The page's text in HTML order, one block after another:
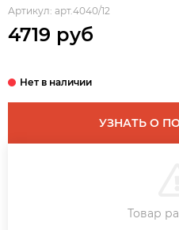
Артикул: арт.4040/12
4719 руб
УЗНАТЬ О
ЗАКАЗ В
Товар